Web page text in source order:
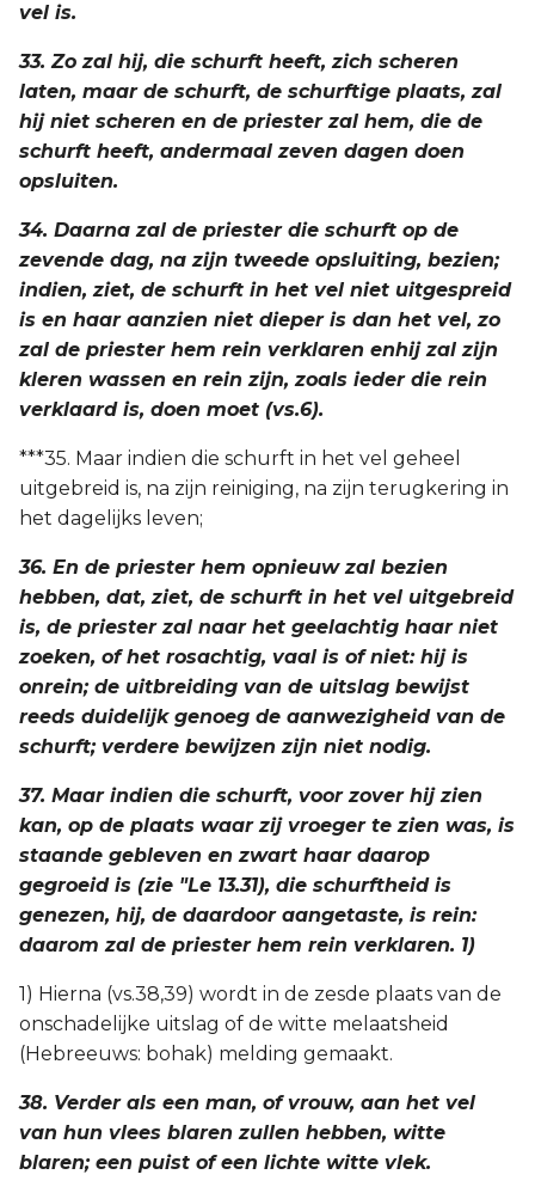
vel is.
33. Zo zal hij, die schurft heeft, zich scheren
laten, maar de schurft, de schurftige plaats, zal
hij niet scheren en de priester zal hem, die de
schurft heeft, andermaal zeven dagen doen
opsluiten.
34. Daarna zal de priester die schurft op de
zevende dag, na zijn tweede opsluiting, bezien;
indien, ziet, de schurft in het vel niet uitgespreid
is en haar aanzien niet dieper is dan het vel, zo
zal de priester hem rein verklaren enhij zal zijn
kleren wassen en rein zijn, zoals ieder die rein
verklaard is, doen moet (vs.6).
***35. Maar indien die schurft in het vel geheel
uitgebreid is, na zijn reiniging, na zijn terugkering in
het dagelijks leven;
36. En de priester hem opnieuw zal bezien
hebben, dat, ziet, de schurft in het vel uitgebreid
is, de priester zal naar het geelachtig haar niet
zoeken, of het rosachtig, vaal is of niet: hij is
onrein; de uitbreiding van de uitslag bewijst
reeds duidelijk genoeg de aanwezigheid van de
schurft; verdere bewijzen zijn niet nodig.
37. Maar indien die schurft, voor zover hij zien
kan, op de plaats waar zij vroeger te zien was, is
staande gebleven en zwart haar daarop
gegroeid is (zie "Le 13.31), die schurftheid is
genezen, hij, de daardoor aangetaste, is rein:
daarom zal de priester hem rein verklaren. 1)
1) Hierna (vs.38,39) wordt in de zesde plaats van de
onschadelijke uitslag of de witte melaatsheid
(Hebreeuws: bohak) melding gemaakt.
38. Verder als een man, of vrouw, aan het vel
van hun vlees blaren zullen hebben, witte
blaren; een puist of een lichte witte vlek.